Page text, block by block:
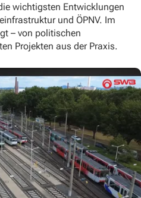
wichtigsten Entwicklungen
und ÖPNV. Im
– von politischen
Projekten aus der Praxis.